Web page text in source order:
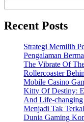
Recent Posts
Strategi Memilih
Pengalaman
The Vibrate Of
Rollercoaster
Mobile Casino
Kitty Of Destiny:
And Life-
Menjadi Tak
Dunia Gaming